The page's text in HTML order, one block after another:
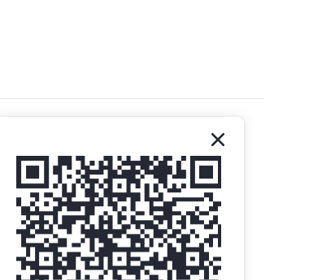
26382609
Hung Tsoi Tin Village, Tai Tong Road,
N.T.